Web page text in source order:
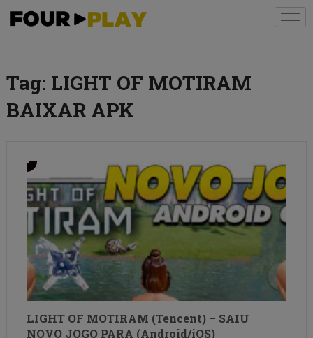
Tag: LIGHT OF MOTIRAM
BAIXAR APK
LIGHT OF MOTIRAM (Tencent) – SAIU
NOVO JOGO PARA (Android/iOS)